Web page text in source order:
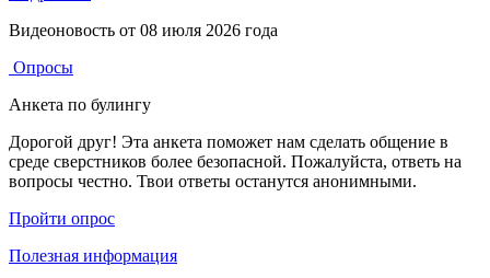
Видеоновость от 08 июля 2026 года
Опросы
Анкета по булингу
Дорогой друг! Эта анкета поможет нам сделать общение в
среде сверстников более безопасной. Пожалуйста, ответь на
вопросы честно. Твои ответы останутся анонимными.
Пройти опрос
Полезная информация